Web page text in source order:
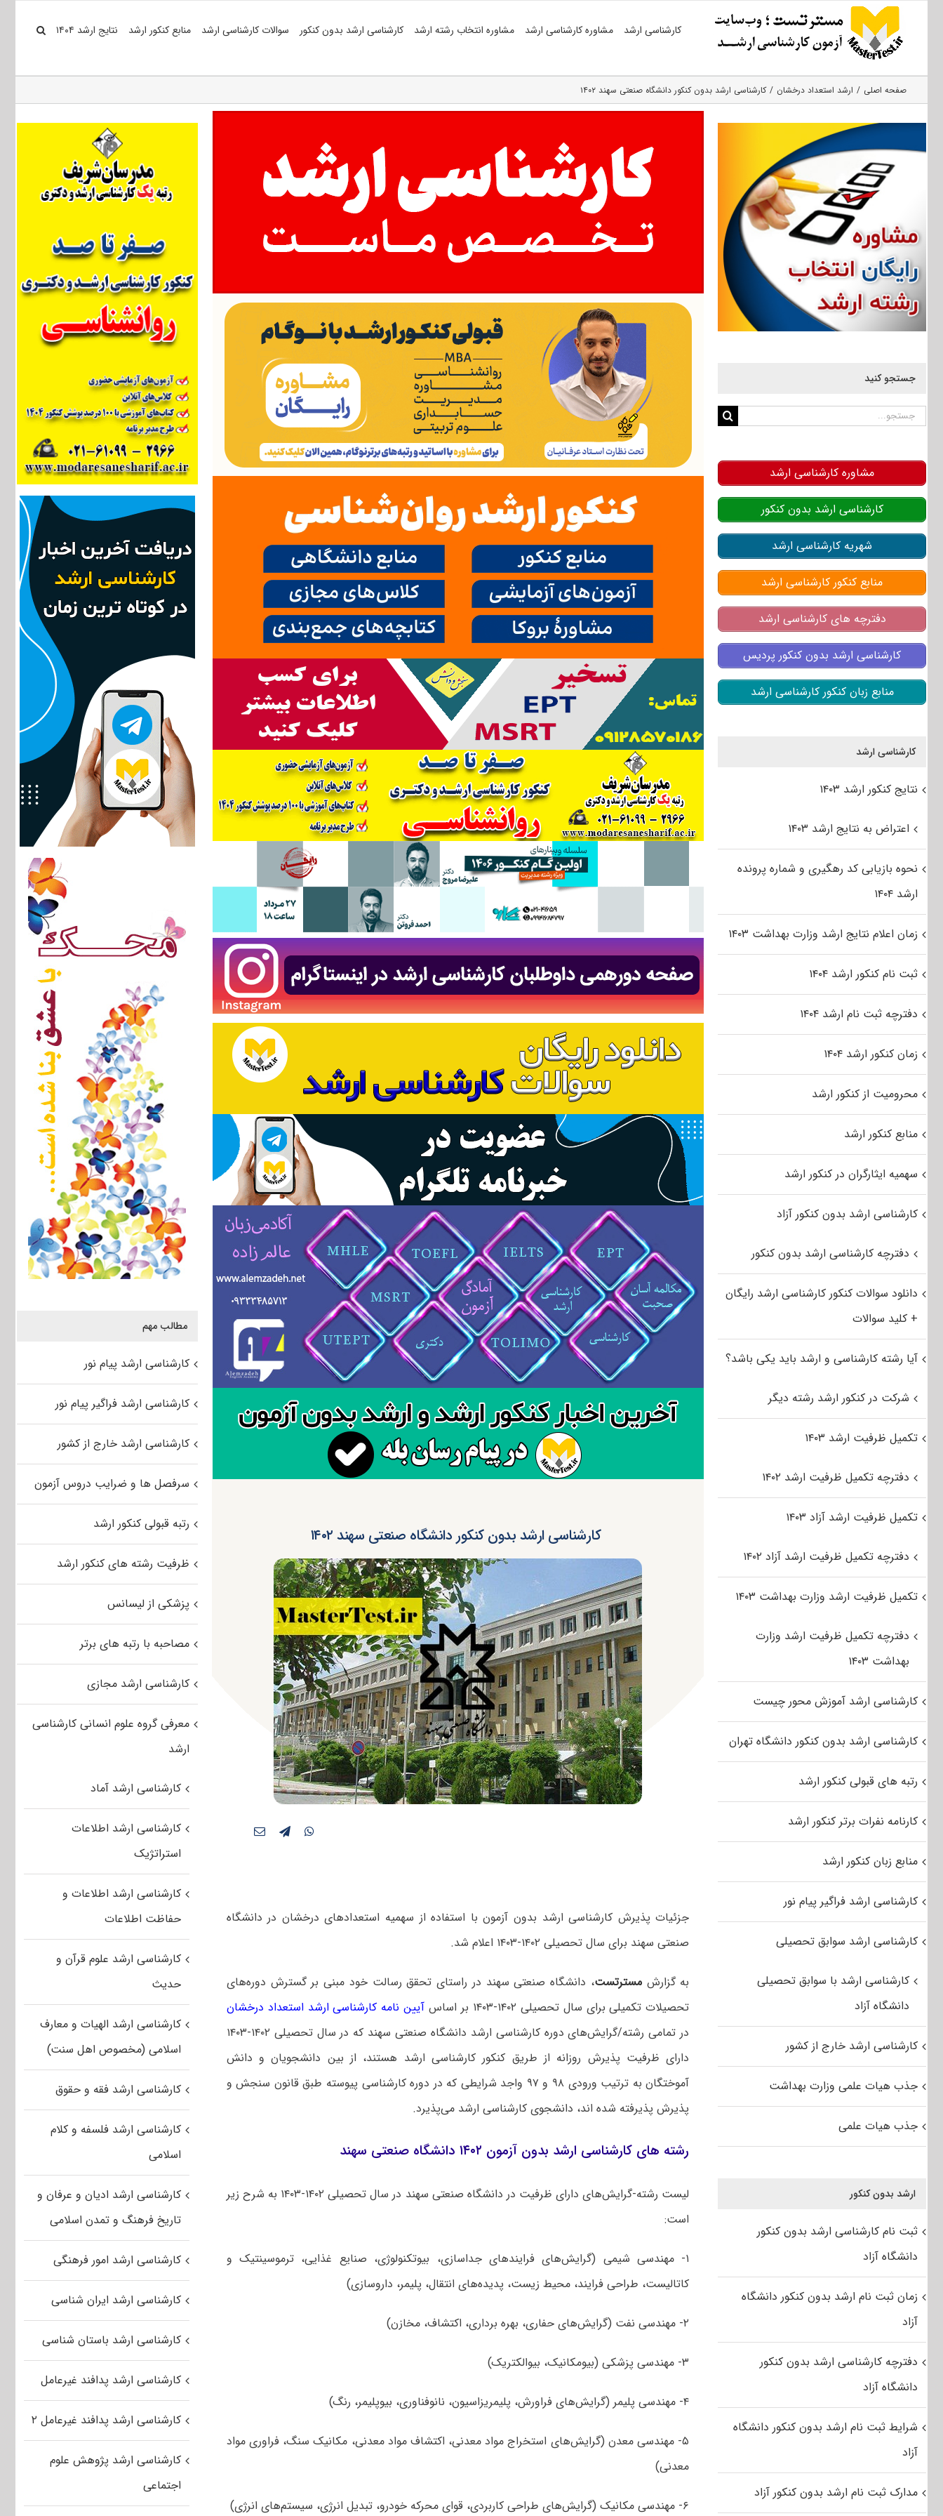
کارشناسی ارشد مشاوره کارشناسی ارشد مشاوره انتخاب رشته ارشد کارشناسی ارشد بدون کنکور سوالات کارشناسی ارشد منابع کنکور ارشد نتایج ارشد ۱۴۰۴
صفحه اصلی ارشد استعداد درخشان کارشناسی ارشد بدون کنکور دانشگاه صنعتی سهند ۱۴۰۲
کارشناسی ارشد بدون کنکور دانشگاه صنعتی سهند ۱۴۰۲
جزئیات پذیرش کارشناسی ارشد بدون آزمون با استفاده از سهمیه استعدادهای درخشان در دانشگاه
صنعتی سهند برای سال تحصیلی ۱۴۰۲-۱۴۰۳ اعلام شد.
به گزارشمسترتست، دانشگاه صنعتی سهند در راستای تحقق رسالت خود مبنی بر گسترش دوره‌های
تحصیلات تکمیلی برای سال تحصیلی ۱۴۰۲-۱۴۰۳ بر اساس
آیین نامه کارشناسی ارشد استعداد درخشان
در تمامی رشته/گرایش‌های دوره کارشناسی ارشد دانشگاه صنعتی سهند که در سال تحصیلی ۱۴۰۲-۱۴۰۳
دارای ظرفیت پذیرش روزانه از طریق کنکور کارشناسی ارشد هستند، از بین دانشجویان و دانش
آموختگان به ترتیب ورودی ۹۸ و ۹۷ واجد شرایطی که در دوره کارشناسی پیوسته طبق قانون سنجش و
پذیرش پذیرفته شده اند، دانشجوی کارشناسی ارشد می‌پذیرد.
رشته های کارشناسی ارشد بدون آزمون ۱۴۰۲ دانشگاه صنعتی سهند
لیست رشته-گرایش‌های دارای ظرفیت در دانشگاه صنعتی سهند در سال تحصیلی ۱۴۰۲-۱۴۰۳ به شرح زیر
است:
۱- مهندسی شیمی (گرایش‌های فرایندهای جداسازی، بیوتکنولوژی، صنایع غذایی، ترموسینتیک و
کاتالیست، طراحی فرایند، محیط زیست، پدیده‌های انتقال، پلیمر، داروسازی)
۲- مهندسی نفت (گرایش‌های حفاری، بهره برداری، اکتشاف، مخازن)
۳- مهندسی پزشکی (بیومکانیک، بیوالکتریک)
۴- مهندسی پلیمر (گرایش‌های فراورش، پلیمریزاسیون، نانوفناوری، بیوپلیمر، رنگ)
۵- مهندسی معدن (گرایش‌های استخراج مواد معدنی، اکتشاف مواد معدنی، مکانیک سنگ، فراوری مواد
معدنی)
۶- مهندسی مکانیک (گرایش‌های طراحی کاربردی، قوای محرکه خودرو، تبدیل انرژی، سیستم‌های انرژی)
مطالب مهم
کارشناسی ارشد پیام نور
کارشناسی ارشد فراگیر پیام نور
کارشناسی ارشد خارج از کشور
سرفصل ها و ضرایب دروس آزمون
رتبه قبولی کنکور ارشد
ظرفیت رشته های کنکور ارشد
پزشکی از لیسانس
مصاحبه با رتبه های برتر
کارشناسی ارشد مجازی
معرفی گروه علوم انسانی کارشناسی
ارشد
کارشناسی ارشد آماد
کارشناسی ارشد اطلاعات
استراتژیک
کارشناسی ارشد اطلاعات و
حفاظت اطلاعات
کارشناسی ارشد علوم قرآن و
حدیث
کارشناسی ارشد الهیات و معارف
اسلامی (مخصوص اهل سنت)
کارشناسی ارشد فقه و حقوق
کارشناسی ارشد فلسفه و کلام
اسلامی
کارشناسی ارشد ادیان و عرفان و
تاریخ فرهنگ و تمدن اسلامی
کارشناسی ارشد امور فرهنگی
کارشناسی ارشد ایران شناسی
کارشناسی ارشد باستان شناسی
کارشناسی ارشد پدافند غیرعامل
کارشناسی ارشد پدافند غیرعامل ۲
کارشناسی ارشد پژوهش علوم
اجتماعی
جستجو کنید
جستجو
مشاوره کارشناسی ارشد
کارشناسی ارشد بدون کنکور
شهریه کارشناسی ارشد
منابع کنکور کارشناسی ارشد
دفترچه های کارشناسی ارشد
کارشناسی ارشد بدون کنکور پردیس
منابع زبان کنکور کارشناسی ارشد
کارشناسی ارشد
نتایج کنکور ارشد ۱۴۰۳
اعتراض به نتایج ارشد ۱۴۰۳
نحوه بازیابی کد رهگیری و شماره پرونده
ارشد ۱۴۰۴
زمان اعلام نتایج ارشد وزارت بهداشت ۱۴۰۳
ثبت نام کنکور ارشد ۱۴۰۴
دفترچه ثبت نام ارشد ۱۴۰۴
زمان کنکور ارشد ۱۴۰۴
محرومیت از کنکور ارشد
منابع کنکور ارشد
سهمیه ایثارگران در کنکور ارشد
کارشناسی ارشد بدون کنکور آزاد
دفترچه کارشناسی ارشد بدون کنکور
دانلود سوالات کنکور کارشناسی ارشد رایگان
+ کلید سوالات
آیا رشته کارشناسی و ارشد باید یکی باشد؟
شرکت در کنکور ارشد رشته دیگر
تکمیل ظرفیت ارشد ۱۴۰۳
دفترچه تکمیل ظرفیت ارشد ۱۴۰۲
تکمیل ظرفیت ارشد آزاد ۱۴۰۳
دفترچه تکمیل ظرفیت ارشد آزاد ۱۴۰۲
تکمیل ظرفیت ارشد وزارت بهداشت ۱۴۰۳
دفترچه تکمیل ظرفیت ارشد وزارت
بهداشت ۱۴۰۳
کارشناسی ارشد آموزش محور چیست
کارشناسی ارشد بدون کنکور دانشگاه تهران
رتبه های قبولی کنکور ارشد
کارنامه نفرات برتر کنکور ارشد
منابع زبان کنکور ارشد
کارشناسی ارشد فراگیر پیام نور
کارشناسی ارشد سوابق تحصیلی
کارشناسی ارشد با سوابق تحصیلی
دانشگاه آزاد
کارشناسی ارشد خارج از کشور
جذب هیات علمی وزارت بهداشت
جذب هیات علمی
ارشد بدون کنکور
ثبت نام کارشناسی ارشد بدون کنکور
دانشگاه آزاد
زمان ثبت نام ارشد بدون کنکور دانشگاه
آزاد
دفترچه کارشناسی ارشد بدون کنکور
دانشگاه آزاد
شرایط ثبت نام ارشد بدون کنکور دانشگاه
آزاد
مدارک ثبت نام ارشد بدون کنکور آزاد